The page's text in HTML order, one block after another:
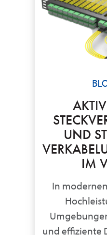
UND
IM
In
und effiziente